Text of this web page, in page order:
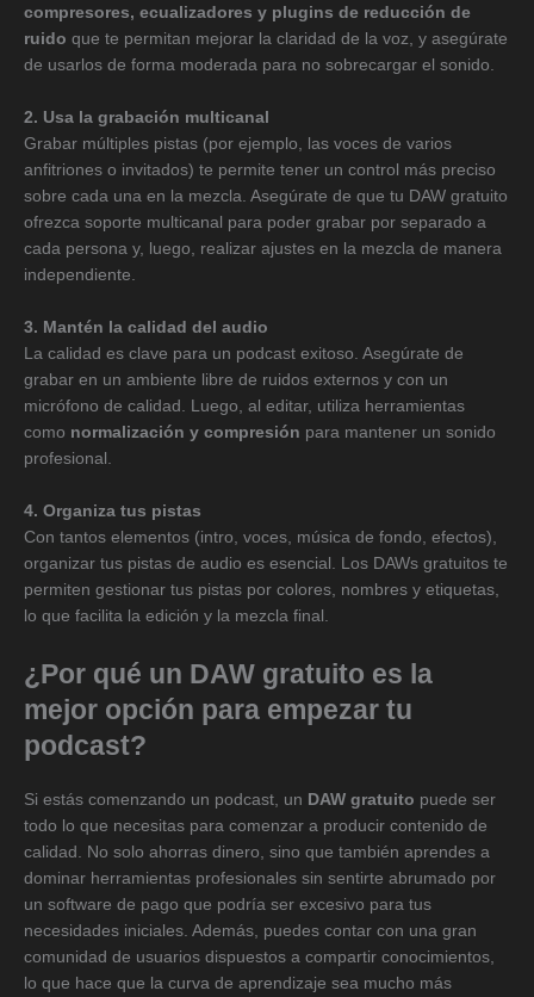
compresores, ecualizadores y plugins de reducción de
ruido que te permitan mejorar la claridad de la voz, y asegúrate
de usarlos de forma moderada para no sobrecargar el sonido.
2. Usa la grabación multicanal
Grabar múltiples pistas (por ejemplo, las voces de varios
anfitriones o invitados) te permite tener un control más preciso
sobre cada una en la mezcla. Asegúrate de que tu DAW gratuito
ofrezca soporte multicanal para poder grabar por separado a
cada persona y, luego, realizar ajustes en la mezcla de manera
independiente.
3. Mantén la calidad del audio
La calidad es clave para un podcast exitoso. Asegúrate de
grabar en un ambiente libre de ruidos externos y con un
micrófono de calidad. Luego, al editar, utiliza herramientas
como normalización y compresión para mantener un sonido
profesional.
4. Organiza tus pistas
Con tantos elementos (intro, voces, música de fondo, efectos),
organizar tus pistas de audio es esencial. Los DAWs gratuitos te
permiten gestionar tus pistas por colores, nombres y etiquetas,
lo que facilita la edición y la mezcla final.
¿Por qué un DAW gratuito es la
mejor opción para empezar tu
podcast?
Si estás comenzando un podcast, un DAW gratuito puede ser
todo lo que necesitas para comenzar a producir contenido de
calidad. No solo ahorras dinero, sino que también aprendes a
dominar herramientas profesionales sin sentirte abrumado por
un software de pago que podría ser excesivo para tus
necesidades iniciales. Además, puedes contar con una gran
comunidad de usuarios dispuestos a compartir conocimientos,
lo que hace que la curva de aprendizaje sea mucho más